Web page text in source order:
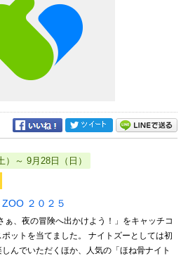
）～ 9月28日（日）
２０２５
ぁ、夜の冒険へ出かけよう！」をキャッチコ
ットを当てました。 ナイトズーとしては初
んでいただくほか、人気の「ほね骨ナイト